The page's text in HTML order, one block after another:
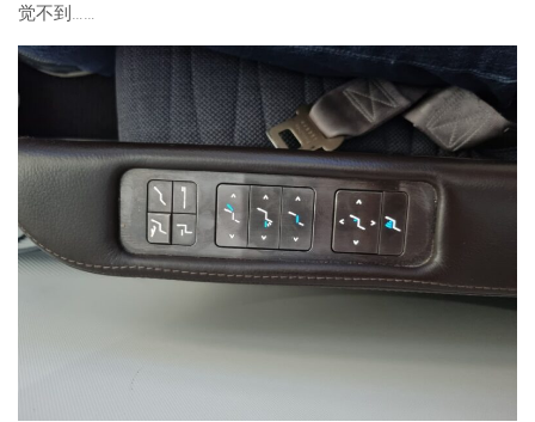
觉不到……